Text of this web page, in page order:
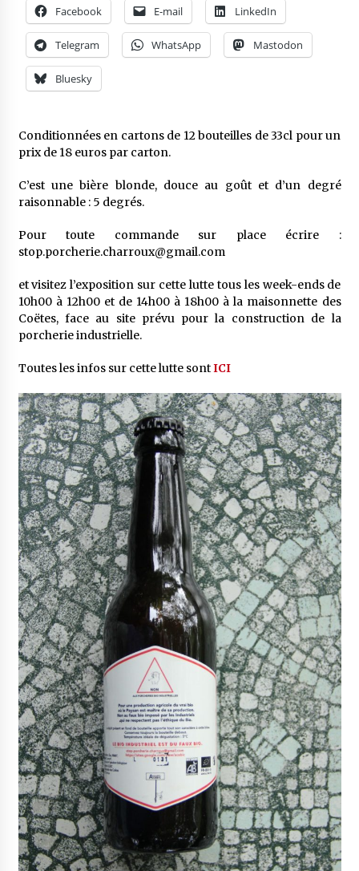
Facebook E-mail LinkedIn
Telegram WhatsApp Mastodon
Bluesky
Conditionnées en cartons de 12 bouteilles de 33cl pour un
prix de 18 euros par carton.
C’est une bière blonde, douce au goût et d’un degré
raisonnable : 5 degrés.
Pour toute commande sur place écrire :
stop.porcherie.charroux@gmail.com
et visitez l’exposition sur cette lutte tous les week-ends de
10h00 à 12h00 et de 14h00 à 18h00 à la maisonnette des
Coëtes, face au site prévu pour la construction de la
porcherie industrielle.
Toutes les infos sur cette lutte sontICI